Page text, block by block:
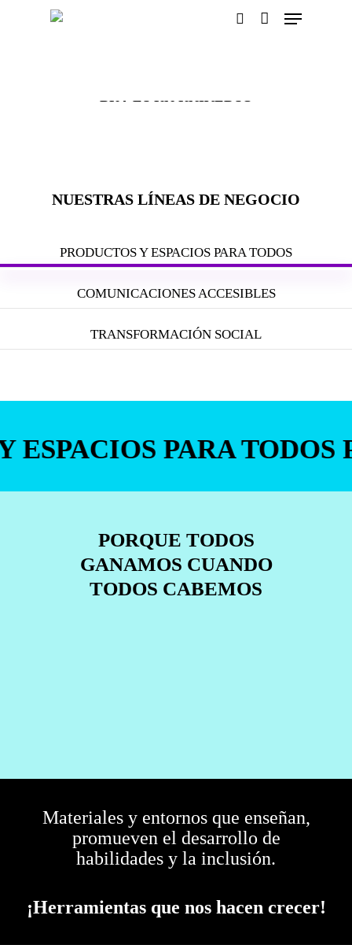
Menu
BUA ES UN UNIVERSO
NUESTRAS LÍNEAS DE NEGOCIO
PRODUCTOS Y ESPACIOS PARA TODOS
COMUNICACIONES ACCESIBLES
TRANSFORMACIÓN SOCIAL
ESPACIOS PARA TODOS
PORQUE TODOS
GANAMOS CUANDO
TODOS CABEMOS
Materiales y entornos que enseñan,
promueven el desarrollo de
habilidades y la inclusión.
¡Herramientas que nos hacen crecer!